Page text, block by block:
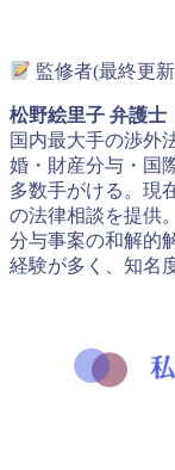
監修者(最終更
松野絵里子 弁護士
国内最大手の渉外
婚・財産分与・国
多数手がける。現
の法律相談を提供
分与事案の和解的
経験が多く、知名